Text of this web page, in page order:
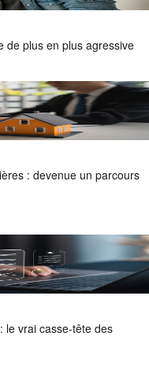
de plus en plus agressive
: devenue un parcours
le vrai casse-tête des